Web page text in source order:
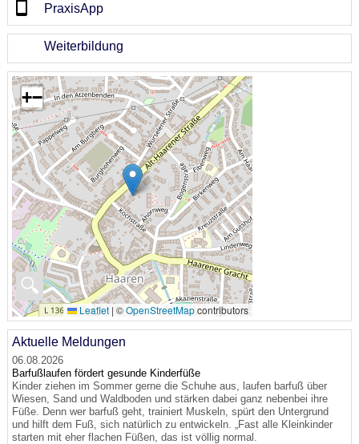
PraxisApp
Weiterbildung
🔍
+−
Leaflet | ©OpenStreetMapcontributors
Aktuelle Meldungen
06.08.2026
Barfußlaufen fördert gesunde Kinderfüße
Kinder ziehen im Sommer gerne die Schuhe aus, laufen barfuß über
Wiesen, Sand und Waldboden und stärken dabei ganz nebenbei ihre
Füße. Denn wer barfuß geht, trainiert Muskeln, spürt den Untergrund
und hilft dem Fuß, sich natürlich zu entwickeln. „Fast alle Kleinkinder
starten mit eher flachen Füßen, das ist völlig normal.